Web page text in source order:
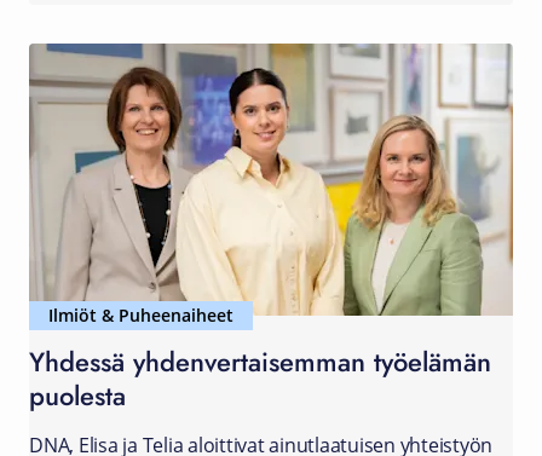
Ilmiöt & Puheenaiheet
Yhdessä yhdenvertaisemman työelämän
puolesta
DNA, Elisa ja Telia aloittivat ainutlaatuisen yhteistyön